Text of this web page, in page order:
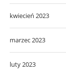
kwiecień 2023
marzec 2023
luty 2023